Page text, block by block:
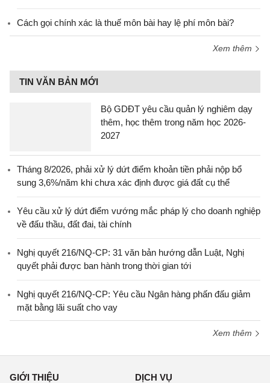
Cách gọi chính xác là thuế môn bài hay lệ phí môn bài?
Xem thêm
TIN VĂN BẢN MỚI
Bộ GDĐT yêu cầu quản lý nghiêm dạy
thêm, học thêm trong năm học 2026-
2027
Tháng 8/2026, phải xử lý dứt điểm khoản tiền phải nộp bổ
sung 3,6%/năm khi chưa xác định được giá đất cụ thể
Yêu cầu xử lý dứt điểm vướng mắc pháp lý cho doanh nghiệp
về đấu thầu, đất đai, tài chính
Nghị quyết 216/NQ-CP: 31 văn bản hướng dẫn Luật, Nghị
quyết phải được ban hành trong thời gian tới
Nghị quyết 216/NQ-CP: Yêu cầu Ngân hàng phấn đấu giảm
mặt bằng lãi suất cho vay
Xem thêm
GIỚI THIỆU DỊCH VỤ